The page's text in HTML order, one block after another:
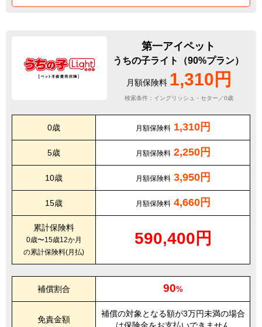
第一アイペット
うちの子ライト（90%プラン）
月額保険料 1,310円
検索条件：イングリッシュ・セター／0歳
0歳 月額保険料 1,310円
5歳 月額保険料 2,250円
10歳 月額保険料 3,950円
15歳 月額保険料 4,660円
累計保険料
0歳〜15歳12か月
の累計保険料(月払)
590,400円
補償割合 90%
免責金額
補償の対象となる額が3万円未満の場合